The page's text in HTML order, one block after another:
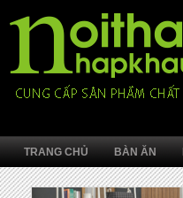
TRANG CHỦ BÀN ĂN